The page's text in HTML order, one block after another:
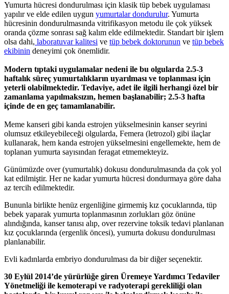
Yumurta hücresi dondurulması için klasik tüp bebek uygulaması
yapılır ve elde edilen uygun yumurtalar dondurulur. Yumurta
hücresinin dondurulmasında vitrifikasyon metodu ile çok yüksek
oranda çözme sonrası sağ kalım elde edilmektedir. Standart bir işlem
olsa dahi, laboratuvar kalitesi ve tüp bebek doktorunun ve tüp bebek
ekibinin deneyimi çok önemlidir.
Modern tıptaki uygulamalar nedeni ile bu olgularda 2.5-3
haftalık süreç yumurtalıkların uyarılması ve toplanması için
yeterli olabilmektedir. Tedaviye, adet ile ilgili herhangi özel bir
zamanlama yapılmaksızın, hemen başlanabilir; 2.5-3 hafta
içinde de en geç tamamlanabilir.
Meme kanseri gibi kanda estrojen yükselmesinin kanser seyrini
olumsuz etkileyebileceği olgularda, Femera (letrozol) gibi ilaçlar
kullanarak, hem kanda estrojen yükselmesini engellemekte, hem de
toplanan yumurta sayısından feragat etmemekteyiz.
Günümüzde over (yumurtalık) dokusu dondurulmasında da çok yol
kat edilmiştir. Her ne kadar yumurta hücresi dondurmaya göre daha
az tercih edilmektedir.
Bununla birlikte henüz ergenliğine girmemiş kız çocuklarında, tüp
bebek yaparak yumurta toplanmasının zorlukları göz önüne
alındığında, kanser tanısı alıp, over rezervine toksik tedavi planlanan
kız çocuklarında (ergenlik öncesi), yumurta dokusu dondurulması
planlanabilir.
Evli kadınlarda embriyo dondurulması da bir diğer seçenektir.
30 Eylül 2014’de yürürlüğe giren Üremeye Yardımcı Tedaviler
Yönetmeliği ile kemoterapi ve radyoterapi gerekliliği olan